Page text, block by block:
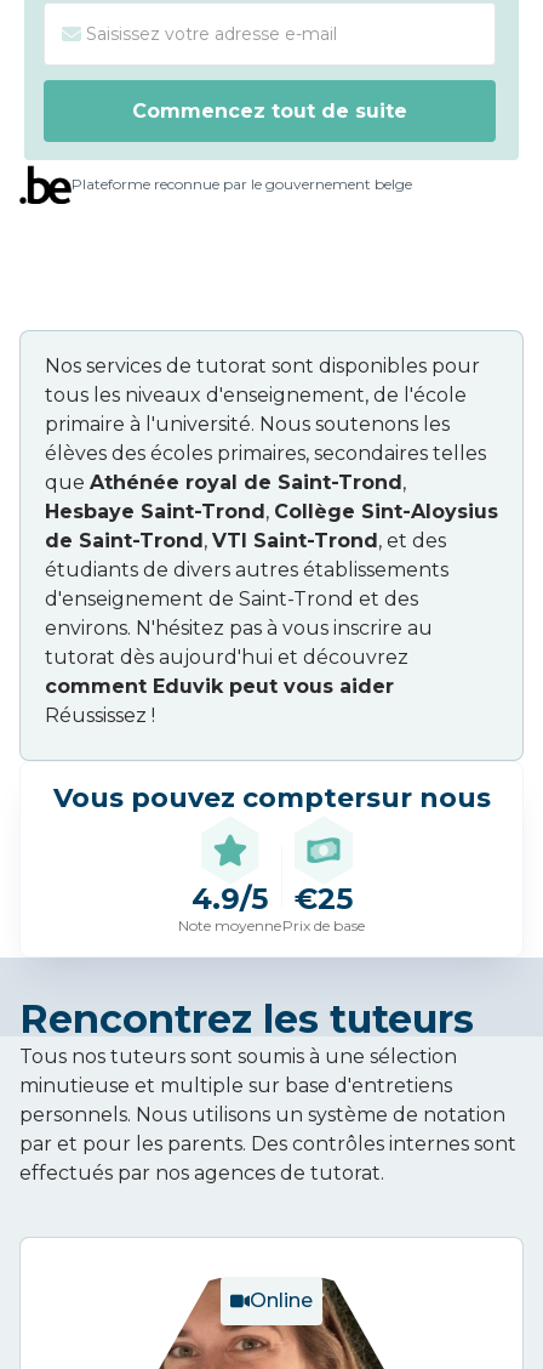
Plateforme reconnue par le gouvernement belge
Nos services de tutorat sont disponibles pour
tous les niveaux d'enseignement, de l'école
primaire à l'université. Nous soutenons les
élèves des écoles primaires, secondaires telles
que Athénée royal de Saint-Trond,
Hesbaye Saint-Trond, Collège Sint-Aloysius
de Saint-Trond, VTI Saint-Trond, et des
étudiants de divers autres établissements
d'enseignement de Saint-Trond et des
environs. N'hésitez pas à vous inscrire au
tutorat dès aujourd'hui et découvrez
comment Eduvik peut vous aider
Réussissez !
Vous pouvez comptersur nous
4.9/5
Note moyenne
€25
Prix de base
Rencontrez les tuteurs
Tous nos tuteurs sont soumis à une sélection
minutieuse et multiple sur base d'entretiens
personnels. Nous utilisons un système de notation
par et pour les parents. Des contrôles internes sont
effectués par nos agences de tutorat.
Online